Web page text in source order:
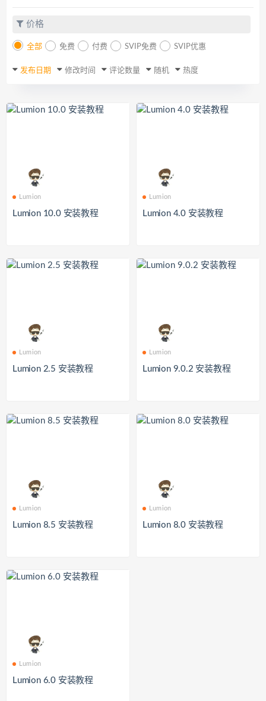
价格
全部 免费 付费 SVIP免费 SVIP优惠
发布日期 修改时间 评论数量 随机 热度
Lumion
Lumion 10.0 安装教程
Lumion
Lumion 4.0 安装教程
Lumion
Lumion 2.5 安装教程
Lumion
Lumion 9.0.2 安装教程
Lumion
Lumion 8.5 安装教程
Lumion
Lumion 8.0 安装教程
Lumion
Lumion 6.0 安装教程